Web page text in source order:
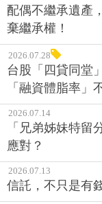
配偶不繼承遺產
棄繼承權！
2026.07.28
台股「四貸同堂
「融資體脂率」
2026.07.14
「兄弟姊妹特留
應對？
2026.07.13
信託，不只是有